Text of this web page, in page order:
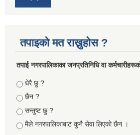
तपाइको मत राख्नुहोस ?
तपा‌ई नगरपालिकाका जनप्रतिनिधि वा
Choices
धेरै छु ?
छैन ?
सन्तुष्ट छु ?
मैले नगरपालिकाबाट कुनै सेवा लिएकाे छैन ।